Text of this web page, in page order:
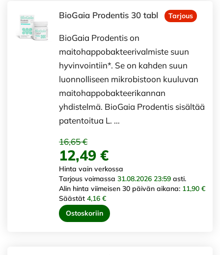
BioGaia Prodentis 30 tabl Tarjous
BioGaia Prodentis on
maitohappobakteerivalmiste suun
hyvinvointiin*. Se on kahden suun
luonnolliseen mikrobistoon kuuluvan
maitohappobakteerikannan
yhdistelmä. BioGaia Prodentis sisältää
patentoitua L. …
16,65 €
12,49 €
Hinta vain verkossa
Tarjous voimassa 31.08.2026 23:59 asti.
Alin hinta viimeisen 30 päivän aikana: 11,90 €
Säästät 4,16 €
Ostoskoriin